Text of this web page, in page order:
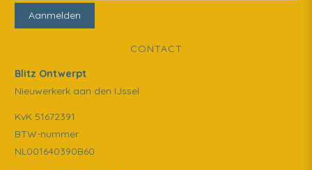
CONTACT
Blitz Ontwerpt
Nieuwerkerk aan den IJssel
KvK 51672391
BTW-nummer
NL001640390B60